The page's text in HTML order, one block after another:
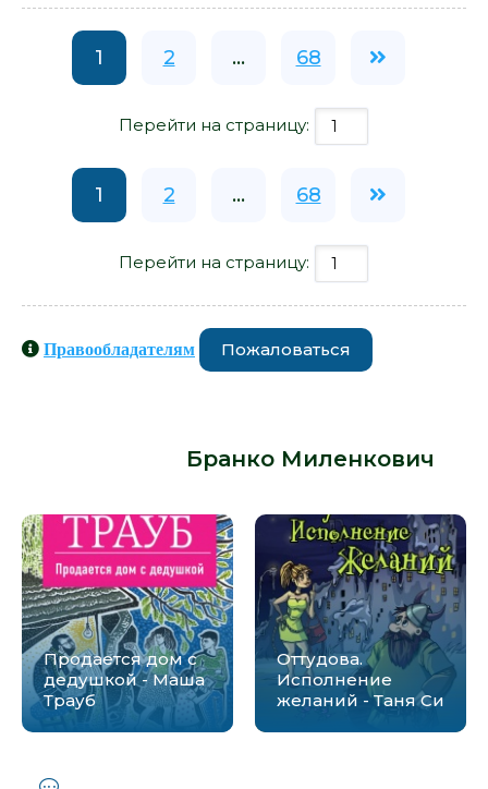
1 2 ... 68
Перейти на страницу:
1 2 ... 68
Перейти на страницу:
Правообладателям Пожаловаться
Бранко Миленкович
Продается дом с
дедушкой - Маша
Трауб
Оттудова.
Исполнение
желаний - Таня Си